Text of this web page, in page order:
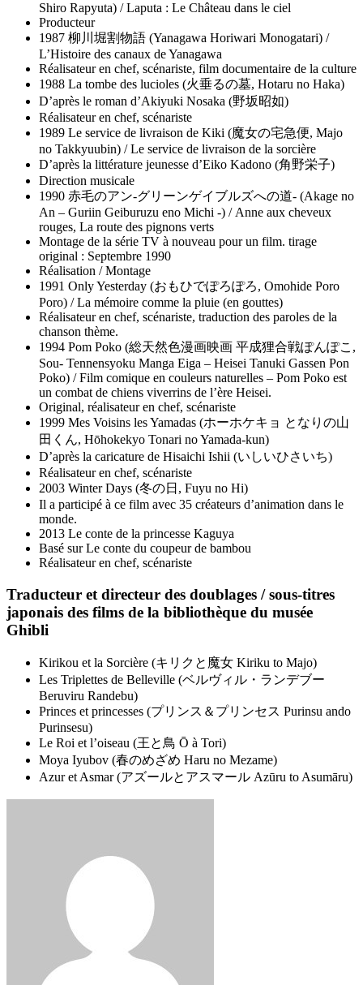
Shiro Rapyuta) / Laputa : Le Château dans le ciel
Producteur
1987 柳川堀割物語 (Yanagawa Horiwari Monogatari) /
L’Histoire des canaux de Yanagawa
Réalisateur en chef, scénariste, film documentaire de la culture
1988 La tombe des lucioles (火垂るの墓, Hotaru no Haka)
D’après le roman d’Akiyuki Nosaka (野坂昭如)
Réalisateur en chef, scénariste
1989 Le service de livraison de Kiki (魔女の宅急便, Majo
no Takkyuubin) / Le service de livraison de la sorcière
D’après la littérature jeunesse d’Eiko Kadono (角野栄子)
Direction musicale
1990 赤毛のアン-グリーンゲイブルズへの道- (Akage no
An – Guriin Geiburuzu eno Michi -) / Anne aux cheveux
rouges, La route des pignons verts
Montage de la série TV à nouveau pour un film. tirage
original : Septembre 1990
Réalisation / Montage
1991 Only Yesterday (おもひでぽろぽろ, Omohide Poro
Poro) / La mémoire comme la pluie (en gouttes)
Réalisateur en chef, scénariste, traduction des paroles de la
chanson thème.
1994 Pom Poko (総天然色漫画映画 平成狸合戦ぽんぽこ,
Sou- Tennensyoku Manga Eiga – Heisei Tanuki Gassen Pon
Poko) / Film comique en couleurs naturelles – Pom Poko est
un combat de chiens viverrins de l’ère Heisei.
Original, réalisateur en chef, scénariste
1999 Mes Voisins les Yamadas (ホーホケキョ となりの山
田くん, Hōhokekyo Tonari no Yamada-kun)
D’après la caricature de Hisaichi Ishii (いしいひさいち)
Réalisateur en chef, scénariste
2003 Winter Days (冬の日, Fuyu no Hi)
Il a participé à ce film avec 35 créateurs d’animation dans le
monde.
2013 Le conte de la princesse Kaguya
Basé sur Le conte du coupeur de bambou
Réalisateur en chef, scénariste
Traducteur et directeur des doublages / sous-titres
japonais des films de la bibliothèque du musée
Ghibli
Kirikou et la Sorcière (キリクと魔女 Kiriku to Majo)
Les Triplettes de Belleville (ベルヴィル・ランデブー
Beruviru Randebu)
Princes et princesses (プリンス＆プリンセス Purinsu ando
Purinsesu)
Le Roi et l’oiseau (王と鳥 Ō à Tori)
Moya Iyubov (春のめざめ Haru no Mezame)
Azur et Asmar (アズールとアスマール Azūru to Asumāru)